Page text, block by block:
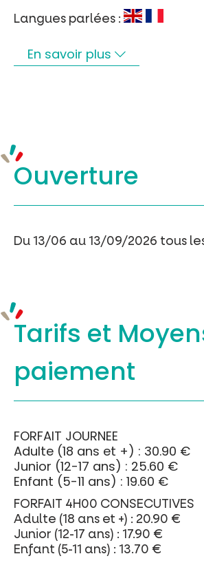
Langues parlées :
En savoir plus
Ouverture
Du 13/06 au 13/09/2026 tous
Tarifs et
paiement
FORFAIT JOURNEE
Adulte (18 ans et +) : 30.90 €
Junior (12-17 ans) : 25.60 €
Enfant (5-11 ans) : 19.60 €
FORFAIT 4H00 CONSECUTIVES
Adulte (18 ans et +) : 20.90 €
Junior (12-17 ans) : 17.90 €
Enfant (5-11 ans) : 13.70 €